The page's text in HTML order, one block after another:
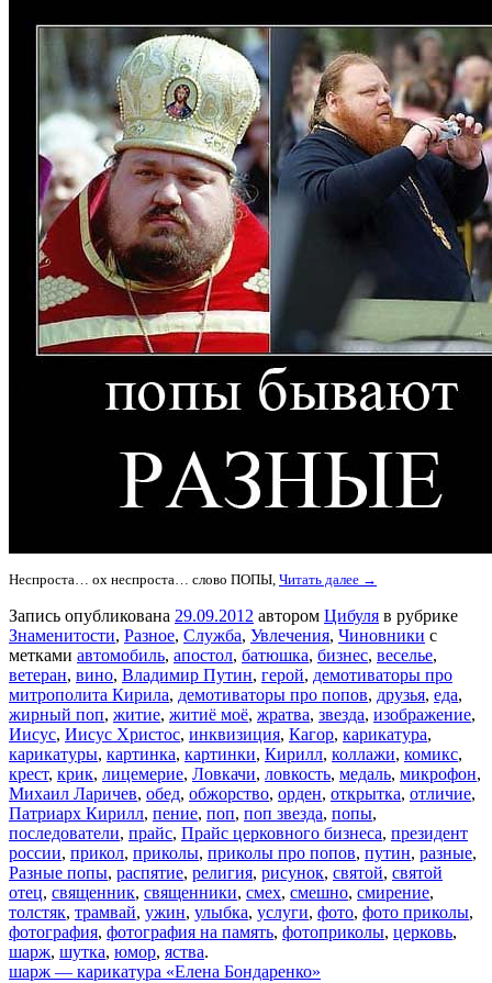
Неспроста… ох неспроста… слово ПОПЫ, Читать далее →
Запись опубликована 29.09.2012 автором Цибуля в рубрике
Знаменитости, Разное, Служба, Увлечения, Чиновники с
метками автомобиль, апостол, батюшка, бизнес, веселье,
ветеран, вино, Владимир Путин, герой, демотиваторы про
митрополита Кирила, демотиваторы про попов, друзья, еда,
жирный поп, житие, житиё моё, жратва, звезда, изображение,
Иисус, Иисус Христос, инквизиция, Кагор, карикатура,
карикатуры, картинка, картинки, Кирилл, коллажи, комикс,
крест, крик, лицемерие, Ловкачи, ловкость, медаль, микрофон,
Михаил Ларичев, обед, обжорство, орден, открытка, отличие,
Патриарх Кирилл, пение, поп, поп звезда, попы,
последователи, прайс, Прайс церковного бизнеса, президент
россии, прикол, приколы, приколы про попов, путин, разные,
Разные попы, распятие, религия, рисунок, святой, святой
отец, священник, священники, смех, смешно, смирение,
толстяк, трамвай, ужин, улыбка, услуги, фото, фото приколы,
фотография, фотография на память, фотоприколы, церковь,
шарж, шутка, юмор, яства.
шарж — карикатура «Елена Бондаренко»